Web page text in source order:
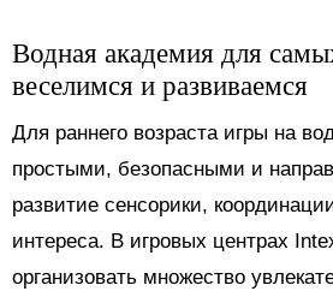
Водная академия для
веселимся и развиваемся
Для раннего возраста игры на
простыми, безопасными и
развитие сенсорики,
интереса. В игровых центрах
организовать множество